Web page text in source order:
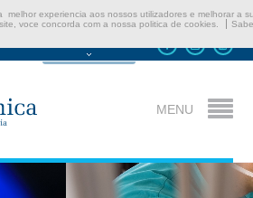
melhor experiencia aos nossos utilizadores e melhorar a
voce concorda com a nossa politica de cookies.
MENU